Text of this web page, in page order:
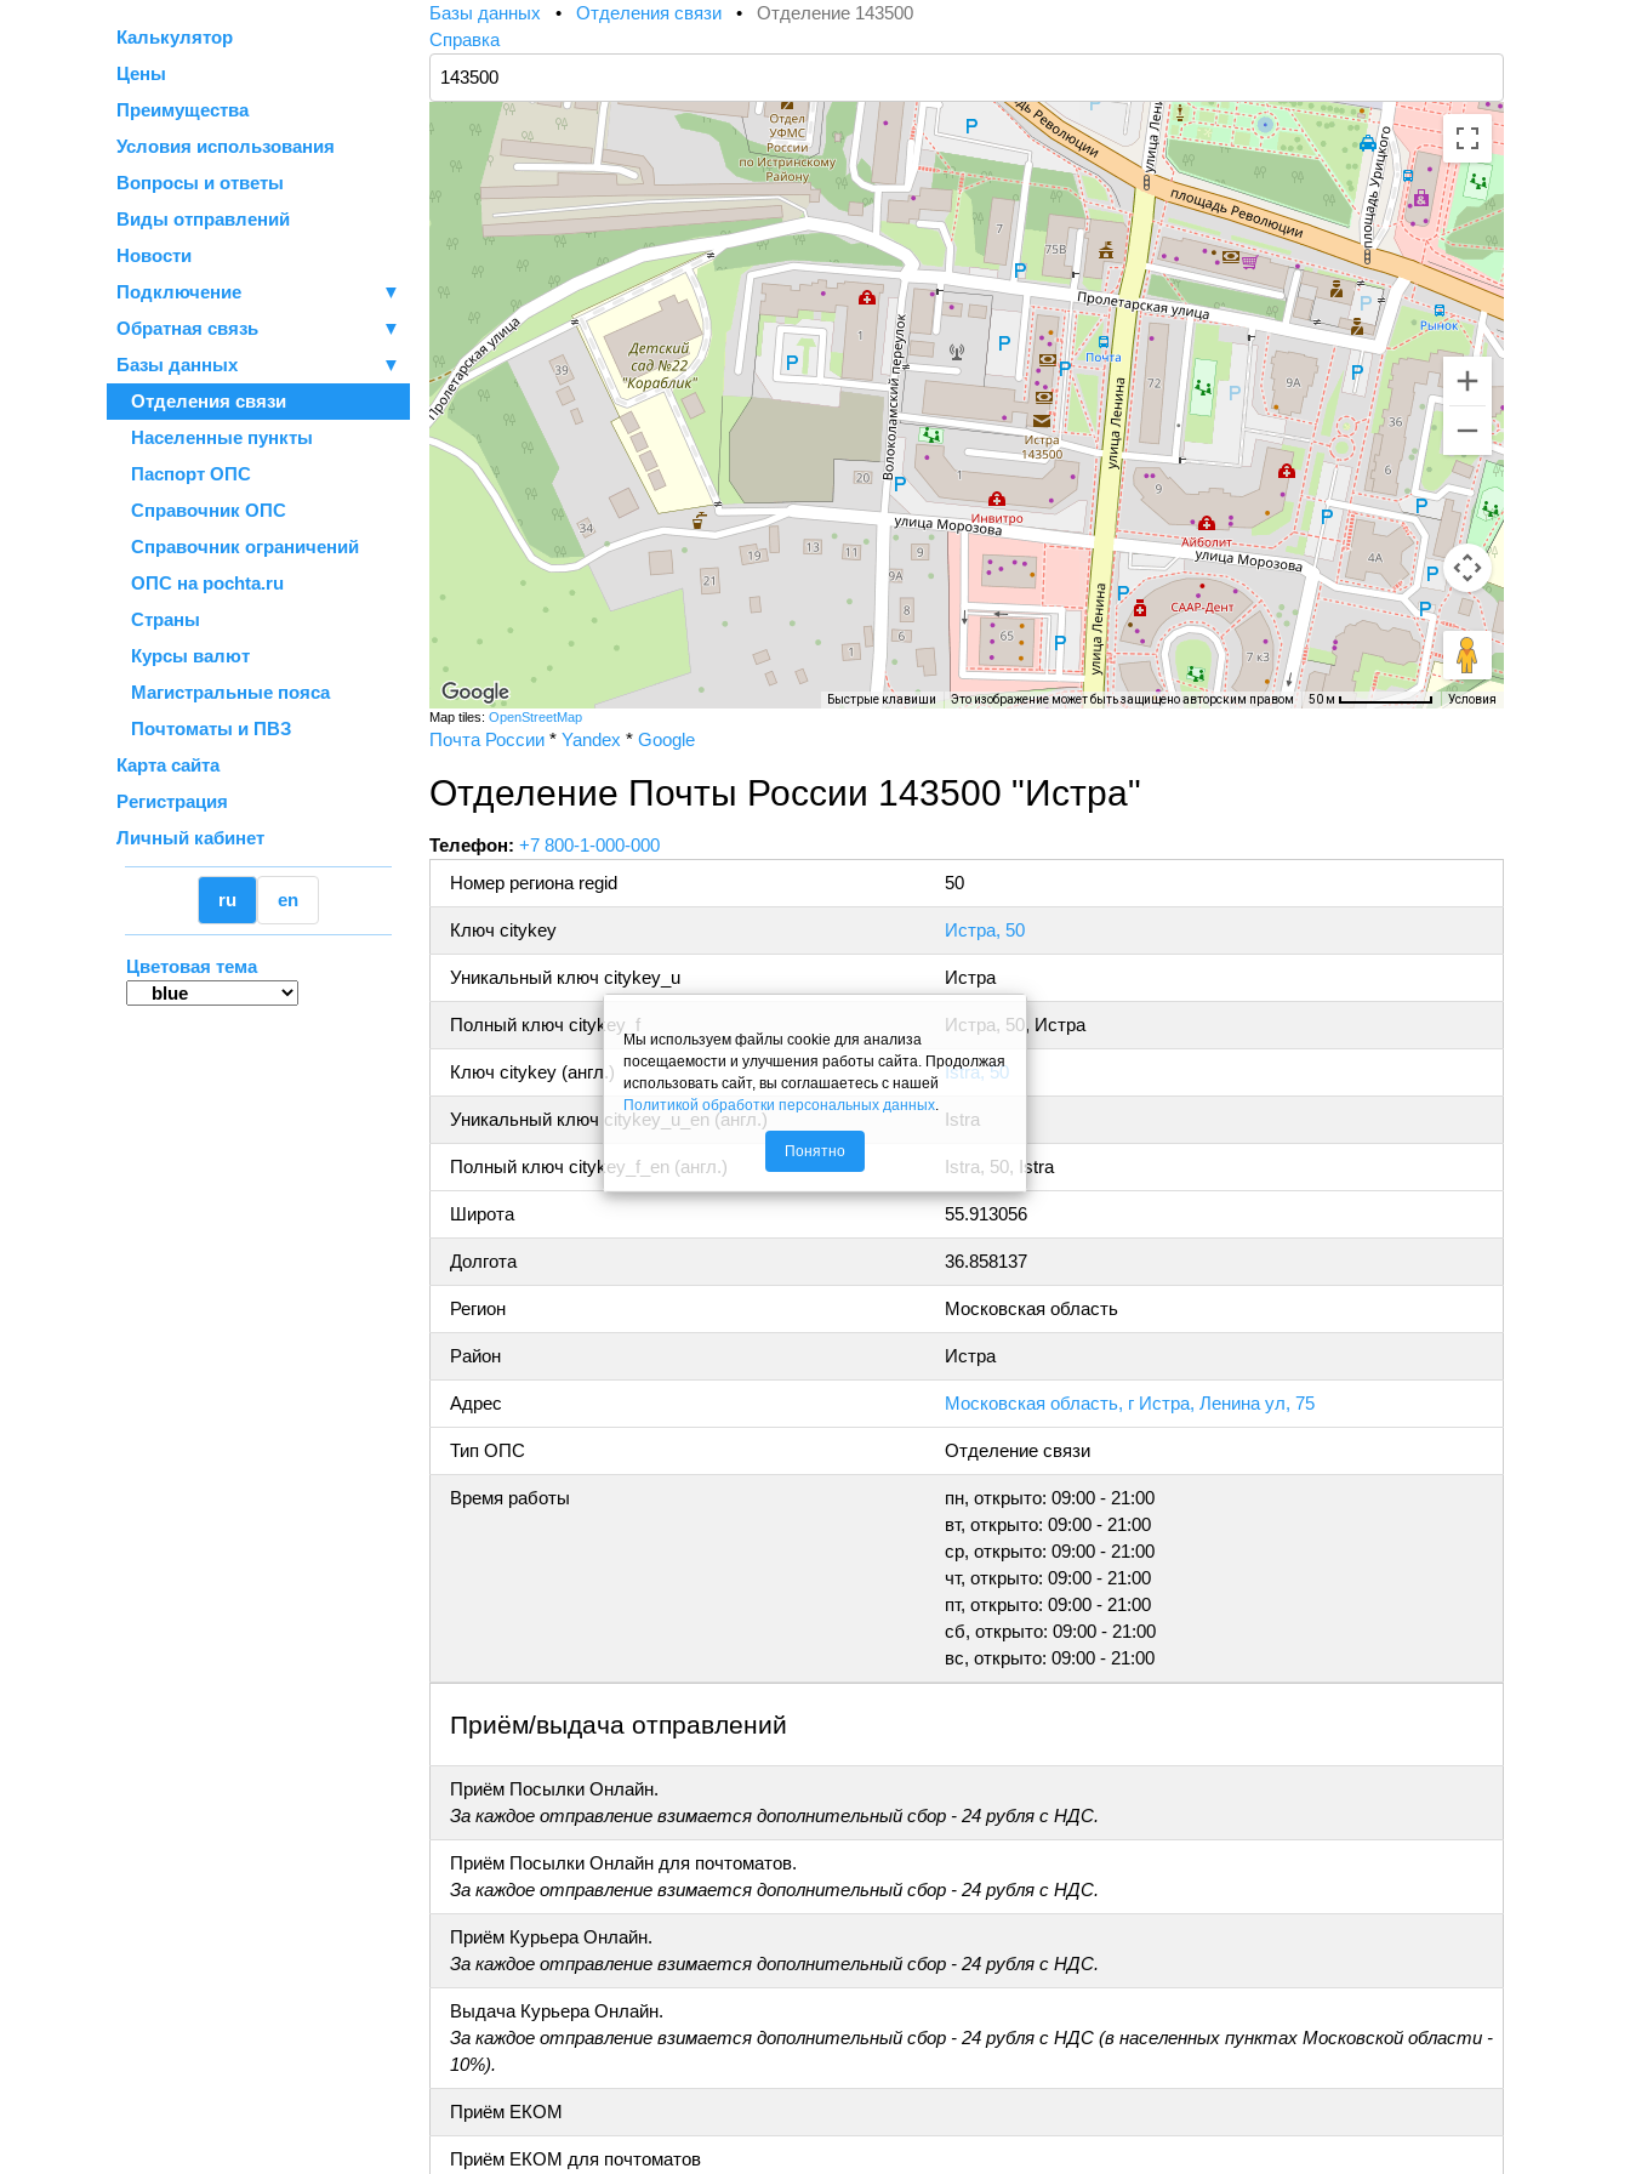
Калькулятор
Цены
Преимущества
Условия использования
Вопросы и ответы
Виды отправлений
Новости
Подключение
▼
Обратная связь
▼
Базы данных
▼
Отделения связи
Населенные пункты
Паспорт ОПС
Справочник ОПС
Справочник ограничений
ОПС на pochta.ru
Страны
Курсы валют
Магистральные пояса
Почтоматы и ПВЗ
Карта сайта
Регистрация
Личный кабинет
ru en
Цветовая тема
Базы данных • Отделения связи • Отделение 143500
Справка
Быстрые клавиши Это изображение может быть защищено авторским правом 50 м Условия
Map tiles: OpenStreetMap
Почта России * Yandex * Google
Отделение Почты России 143500 "Истра"
Телефон: +7 800-1-000-000
Номер региона regid
50
Ключ citykey Истра, 50
Уникальный ключ citykey_u Истра
Полный ключ citykey_f Истра, 50, Истра
Ключ citykey (англ.) Istra, 50
Уникальный ключ citykey_u_en (англ.) Istra
Полный ключ citykey_f_en (англ.) Istra, 50, Istra
Широта 55.913056
Долгота 36.858137
Регион Московская область
Район Истра
Адрес Московская область, г Истра, Ленина ул, 75
Тип ОПС Отделение связи
Время работы
пн, открыто: 09:00 - 21:00
вт, открыто: 09:00 - 21:00
ср, открыто: 09:00 - 21:00
чт, открыто: 09:00 - 21:00
пт, открыто: 09:00 - 21:00
сб, открыто: 09:00 - 21:00
вс, открыто: 09:00 - 21:00
Приём/выдача отправлений
Приём Посылки Онлайн.
За каждое отправление взимается дополнительный сбор - 24 рубля с НДС.
Приём Посылки Онлайн для почтоматов.
За каждое отправление взимается дополнительный сбор - 24 рубля с НДС.
Приём Курьера Онлайн.
За каждое отправление взимается дополнительный сбор - 24 рубля с НДС.
Выдача Курьера Онлайн.
За каждое отправление взимается дополнительный сбор - 24 рубля с НДС (в населенных пунктах Московской области -
10%).
Приём ЕКОМ
Приём ЕКОМ для почтоматов
Мы используем файлы cookie для анализа
посещаемости и улучшения работы сайта. Продолжая
использовать сайт, вы соглашаетесь с нашей
Политикой обработки персональных данных
Понятно